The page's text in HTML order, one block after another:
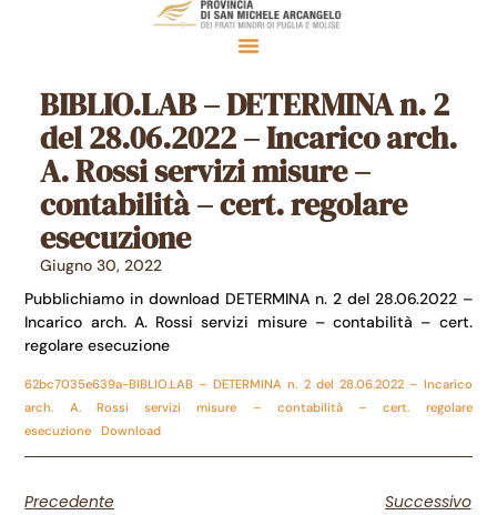
BIBLIO.LAB – DETERMINA n. 2
del 28.06.2022 – Incarico arch.
A. Rossi servizi misure –
contabilità – cert. regolare
esecuzione
Giugno 30, 2022
Pubblichiamo in download DETERMINA n. 2 del 28.06.2022 –
Incarico arch. A. Rossi servizi misure – contabilità – cert.
regolare esecuzione
62bc7035e639a-BIBLIO.LAB – DETERMINA n. 2 del 28.06.2022 – Incarico
arch. A. Rossi servizi misure – contabilità – cert. regolare
esecuzione
Download
Precedente Successivo